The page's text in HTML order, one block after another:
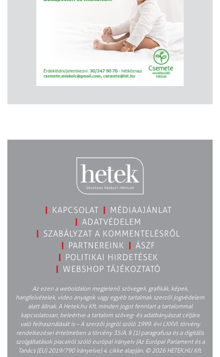
KAPCSOLAT
MÉDIAAJÁNLAT
ADATVÉDELEM
SZABÁLYZAT A KOMMENTELÉSRŐL
PARTNEREINK
ÁSZF
POLITIKAI HIRDETÉSEK
WEBSHOP TÁJÉKOZTATÓ
Az ezen a weboldalon megjelenő szövegek, grafikák, képek,
hangfelvételek, video anyagok vagy egyéb tartalmak szerzői jogvédelem
alatt állnak. A Hetek.hu Kft. minden jogot fenntart a tartalommal
kapcsolatosan, beleértve a tartalom szöveg- és adatbányászat céljára
való felhasználását is – A szerzői jogról szóló 1999. évi LXXVI. törvény
rendelkezései értelmében a törvény 35/A. § (1) paragrafusa és a digitális
szolgáltatások piacairól szóló európai irányelv (Az Európai Parlament és a
Tanács (EU) 2019/790 Irányelve) 4. cikke alapján. © 2026 HETEK.HU Kft.